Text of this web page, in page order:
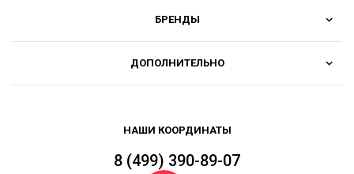
БРЕНДЫ
ДОПОЛНИТЕЛЬНО
НАШИ КООРДИНАТЫ
8 (499) 390-89-07